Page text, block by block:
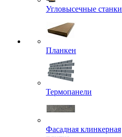
Угловысечные станки
Планкен
Термопанели
Фасадная клинкерная